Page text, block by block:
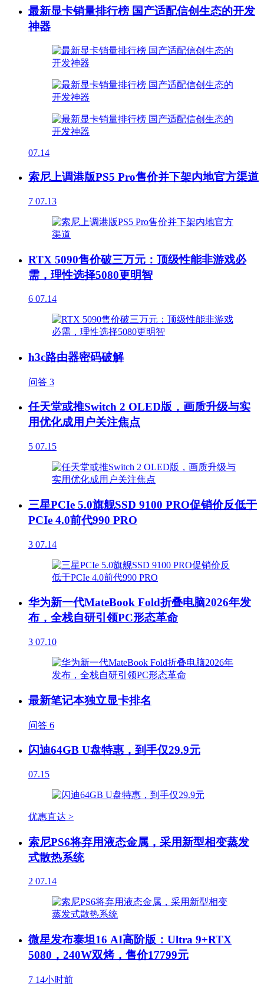
最新显卡销量排行榜 国产适配信创生态的开发
神器
07.14
索尼上调港版PS5 Pro售价并下架内地官方渠道
7 07.13
RTX 5090售价破三万元：顶级性能非游戏必
需，理性选择5080更明智
6 07.14
h3c路由器密码破解
问答 3
任天堂或推Switch 2 OLED版，画质升级与实
用优化成用户关注焦点
5 07.15
三星PCIe 5.0旗舰SSD 9100 PRO促销价反低于
PCIe 4.0前代990 PRO
3 07.14
华为新一代MateBook Fold折叠电脑2026年发
布，全栈自研引领PC形态革命
3 07.10
最新笔记本独立显卡排名
问答 6
闪迪64GB U盘特惠，到手仅29.9元
07.15
优惠直达 >
索尼PS6将弃用液态金属，采用新型相变蒸发
式散热系统
2 07.14
微星发布泰坦16 AI高阶版：Ultra 9+RTX
5080，240W双烤，售价17799元
7 14小时前